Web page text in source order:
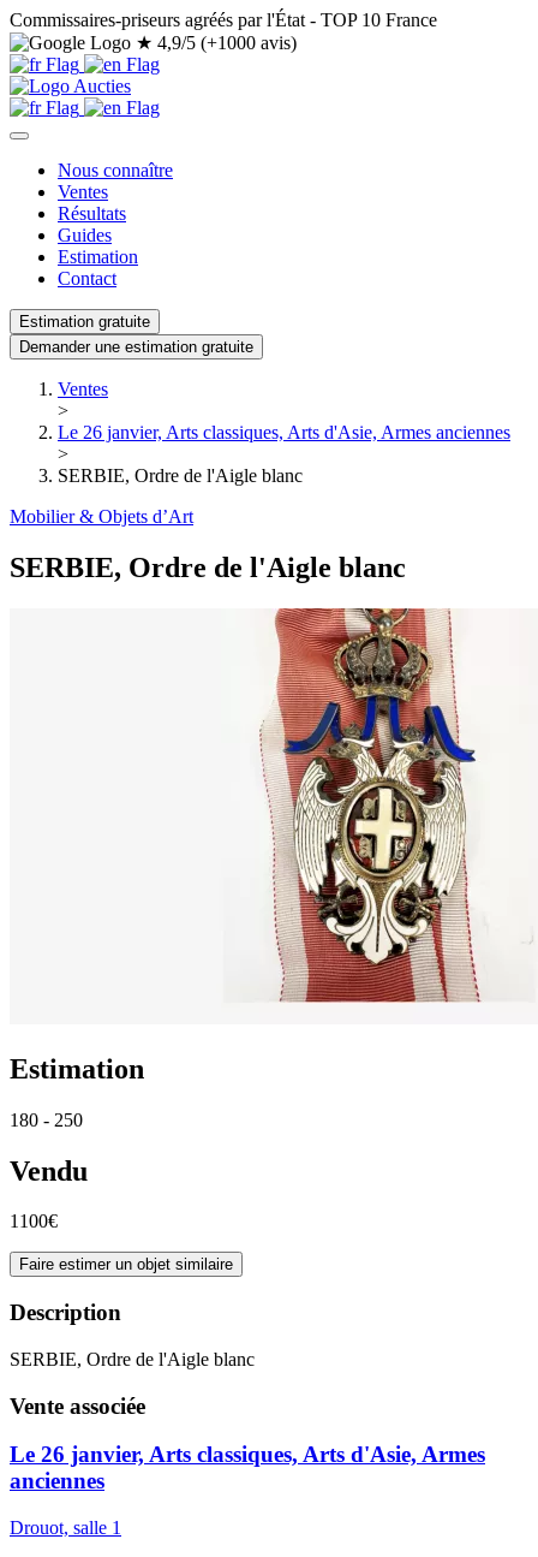
Commissaires-priseurs agréés par l'État - TOP 10 France
★ 4,9/5 (+1000 avis)
Nous connaître
Ventes
Résultats
Guides
Estimation
Contact
Estimation gratuite
Demander une estimation gratuite
Ventes
>
Le 26 janvier, Arts classiques, Arts d'Asie, Armes anciennes
>
SERBIE, Ordre de l'Aigle blanc
Mobilier & Objets d’Art
SERBIE, Ordre de l'Aigle blanc
Estimation
180 - 250
Vendu
1100€
Faire estimer un objet similaire
Description
SERBIE, Ordre de l'Aigle blanc
Vente associée
Le 26 janvier, Arts classiques, Arts d'Asie, Armes
anciennes
Drouot, salle 1